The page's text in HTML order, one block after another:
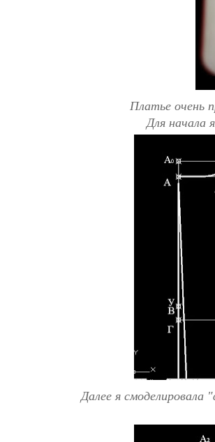
Платье очень
Для начала
Далее я смоделировала